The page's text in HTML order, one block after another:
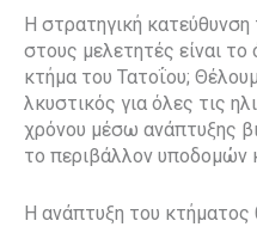
Η στρατηγική
στους μελετητές είναι το
κτήμα του Τατοΐου;
λκυστικός για όλες τις
χρόνου μέσω ανάπτυξης
το περιβάλλον υποδομών
Η ανάπτυξη του κτήματος